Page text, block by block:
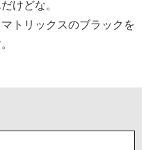
けどな。
トリックスのブラックを